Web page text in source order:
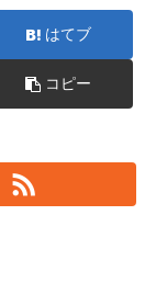
はてブ
コピー